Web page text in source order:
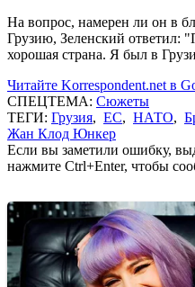
На вопрос, намерен ли он в
Грузию, Зеленский ответил:
хорошая страна. Я был в
Читайте Korrespondent.net в
СПЕЦТЕМА: Сюжеты
ТЕГИ: Грузия, ЕС, НАТО,
Жан Клод Юнкер
Если вы заметили ошибку,
нажмите Ctrl+Enter, чтобы